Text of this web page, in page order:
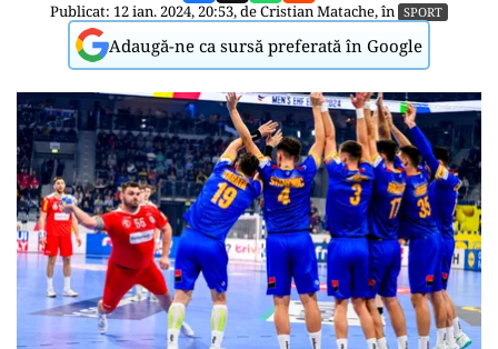
Publicat: 12 ian. 2024, 20:53, deCristian Matache, în SPORT
Adaugă-ne ca sursă preferată în Google